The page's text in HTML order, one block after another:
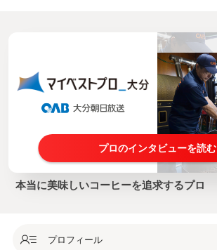
プロのインタビューを読む
本当に美味しいコーヒーを追求するプロ
プロフィール